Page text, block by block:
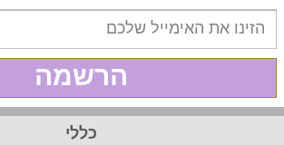
הרשמה
כללי